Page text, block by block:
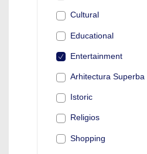
Cultural
Educational
Entertainment
Arhitectura Superba
Istoric
Religios
Shopping